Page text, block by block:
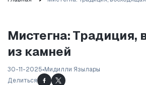
Мистегна: Традиция,
из камней
30-11-2025 Мидилли Язылары
Делиться